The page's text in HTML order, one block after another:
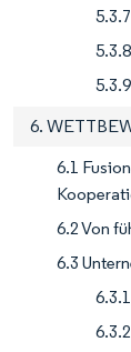
6.
6.1
6.2 Von
6.3